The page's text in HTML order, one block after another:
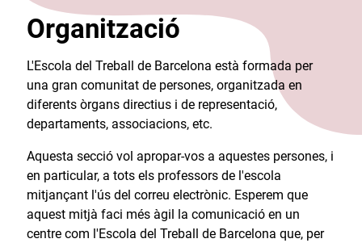
Organització
L'Escola del Treball de Barcelona està formada per
una gran comunitat de persones, organitzada en
diferents òrgans directius i de representació,
departaments, associacions, etc.​
Aquesta secció vol apropar-vos a aquestes persones, i
en particular, a tots els professors de l'escola
mitjançant l'ús del correu electrònic. Esperem que
aquest mitjà faci més àgil la comunicació en un
centre com l'Escola del Treball de Barcelona que, per